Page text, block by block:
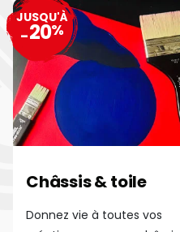
Châssis & toile
Donnez vie à toutes vos
JUSQU'À
-20%